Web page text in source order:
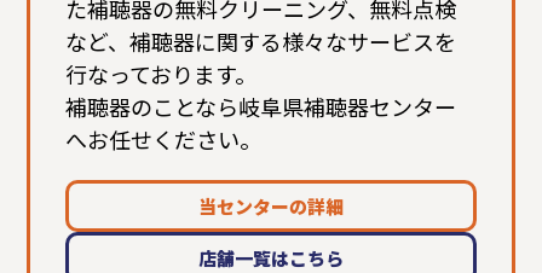
た補聴器の無料クリーニング、無料点検
など、補聴器に関する様々なサービスを
行なっております。
補聴器のことなら岐阜県補聴器センター
へお任せください。
当センターの詳細
店舗一覧はこちら